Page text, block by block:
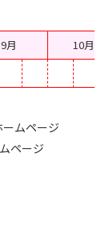
9月
10月
ムページ
ページ